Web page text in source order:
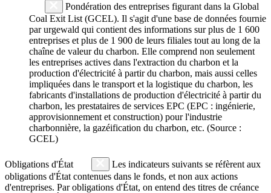
Pondération des entreprises figurant dans la Global
Coal Exit List (GCEL). Il s'agit d'une base de données fournie
par urgewald qui contient des informations sur plus de 1 600
entreprises et plus de 1 900 de leurs filiales tout au long de la
chaîne de valeur du charbon. Elle comprend non seulement
les entreprises actives dans l'extraction du charbon et la
production d'électricité à partir du charbon, mais aussi celles
impliquées dans le transport et la logistique du charbon, les
fabricants d'installations de production d'électricité à partir du
charbon, les prestataires de services EPC (EPC : ingénierie,
approvisionnement et construction) pour l'industrie
charbonnière, la gazéification du charbon, etc. (Source :
GCEL)
Obligations d'État
Les indicateurs suivants se réfèrent aux
obligations d'État contenues dans le fonds, et non aux actions
d'entreprises. Par obligations d'État, on entend des titres de créance